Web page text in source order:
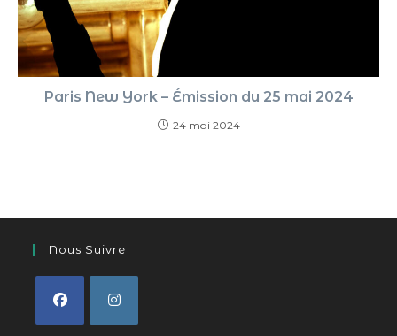
Paris New York – Émission du 25 mai 2024
24 mai 2024
Nous Suivre